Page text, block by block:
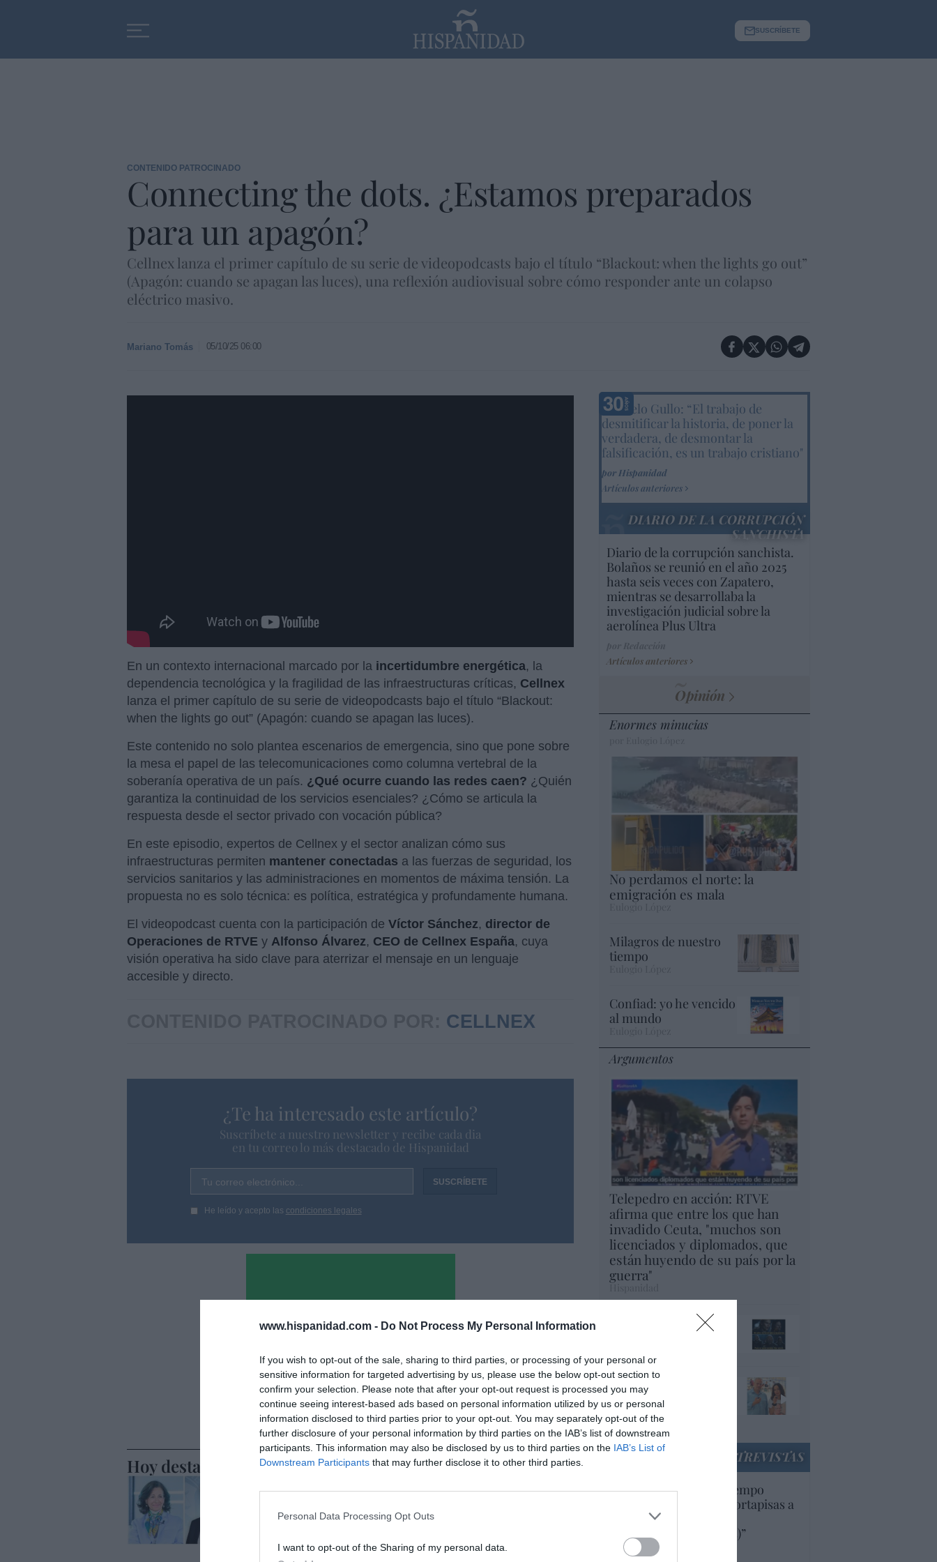
www.hispanidad.com - Do Not Process My Personal Information
If you wish to opt-out of the sale, sharing to third parties, or processing of your personal or
sensitive information for targeted advertising by us, please use the below opt-out section to
confirm your selection. Please note that after your opt-out request is processed you may
continue seeing interest-based ads based on personal information utilized by us or personal
information disclosed to third parties prior to your opt-out. You may separately opt-out of the
further disclosure of your personal information by third parties on the IAB’s list of downstream
participants. This information may also be disclosed by us to third parties on the IAB’s List of
Downstream Participants that may further disclose it to other third parties.
Personal Data Processing Opt Outs
I want to opt-out of the Sharing of my personal data.
SUSCRÍBETE
CONTENIDO PATROCINADO
Connecting the dots. ¿Estamos preparados
para un apagón?
Cellnex lanza el primer capítulo de su serie de videopodcasts bajo el título “Blackout: when the lights go out”
(Apagón: cuando se apagan las luces), una reflexión audiovisual sobre cómo responder ante un colapso
eléctrico masivo.
Mariano Tomás 05/10/25 06:00
En un contexto internacional marcado por la incertidumbre energética, la
dependencia tecnológica y la fragilidad de las infraestructuras críticas, Cellnex
lanza el primer capítulo de su serie de videopodcasts bajo el título “Blackout:
when the lights go out” (Apagón: cuando se apagan las luces).
Este contenido no solo plantea escenarios de emergencia, sino que pone sobre
la mesa el papel de las telecomunicaciones como columna vertebral de la
soberanía operativa de un país. ¿Qué ocurre cuando las redes caen? ¿Quién
garantiza la continuidad de los servicios esenciales? ¿Cómo se articula la
respuesta desde el sector privado con vocación pública?
En este episodio, expertos de Cellnex y el sector analizan cómo sus
infraestructuras permiten mantener conectadas a las fuerzas de seguridad, los
servicios sanitarios y las administraciones en momentos de máxima tensión. La
propuesta no es solo técnica: es política, estratégica y profundamente humana.
El videopodcast cuenta con la participación de Víctor Sánchez, director de
Operaciones de RTVE y Alfonso Álvarez, CEO de Cellnex España, cuya
visión operativa ha sido clave para aterrizar el mensaje en un lenguaje
accesible y directo.
CELLNEX
¿Te ha interesado este artículo?
Suscríbete a nuestro newsletter y recibe cada dia
en tu correo lo más destacado de Hispanidad
Tu correo electrónico...
He leído y acepto las condiciones legales
Hoy destacamos
décima banquera de EEUU, tras cerrar, por fin, la
Eulogio López 05/08/26 15:58
Marcelo Gullo: “El trabajo de
desmitificar la historia, de poner la
verdadera, de desmontar la
falsificación, es un trabajo cristiano"
por Hispanidad
Artículos anteriores
DIARIO DE LA CORRUPCIÓN
SANCHISTA
Diario de la corrupción sanchista.
Bolaños se reunió en el año 2025
hasta seis veces con Zapatero,
mientras se desarrollaba la
investigación judicial sobre la
aerolínea Plus Ultra
Artículos anteriores
Opinión
Enormes minucias
No perdamos el norte: la
emigración es mala
Eulogio López
Milagros de nuestro
tiempo
Confiad: yo he vencido
al mundo
Argumentos
Telepedro en acción: RTVE
afirma que entre los que han
invadido Ceuta, "muchos son
licenciados y diplomados, que
están huyendo de su país por la
guerra"
Cuando el orco llame a
tu puerta, ábresela
Fue una invasión y no
venían a trabajar,
venían a provocar
Hispanidad
ENTREVISTAS
“Europa lleva mucho tiempo
poniendo aranceles y cortapisas a
productos y compañías
americanas (y europeas)”
por Ana Sánchez Arjona